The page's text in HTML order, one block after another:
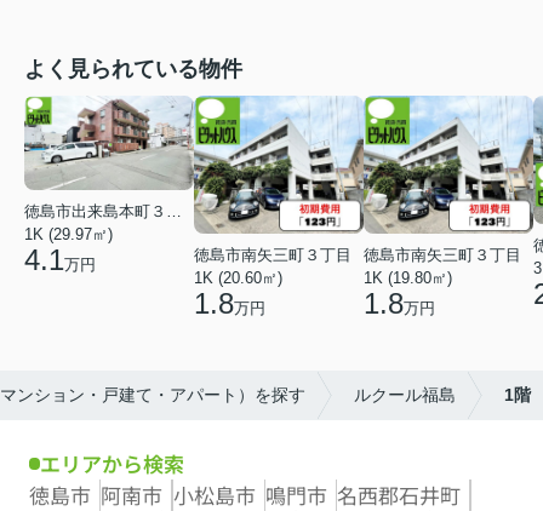
よく見られている物件
徳島市出来島本町３丁目
1K (29.97㎡)
4.1万円
徳島市南矢三町３丁目
1K (20.60㎡)
1.8万円
徳島市南矢三町３丁目
1K (19.80㎡)
1.8万円
ンション・戸建て・アパート）を探す ルクール福島 1階
エリアから検索
徳島市 阿南市 小松島市 鳴門市 名西郡石井町